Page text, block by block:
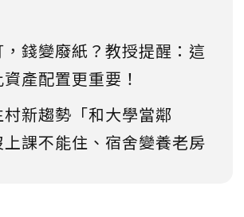
錢變廢紙？教授提醒：這
產配置更重要！
新趨勢「和大學當鄰
課不能住、宿舍變養老房